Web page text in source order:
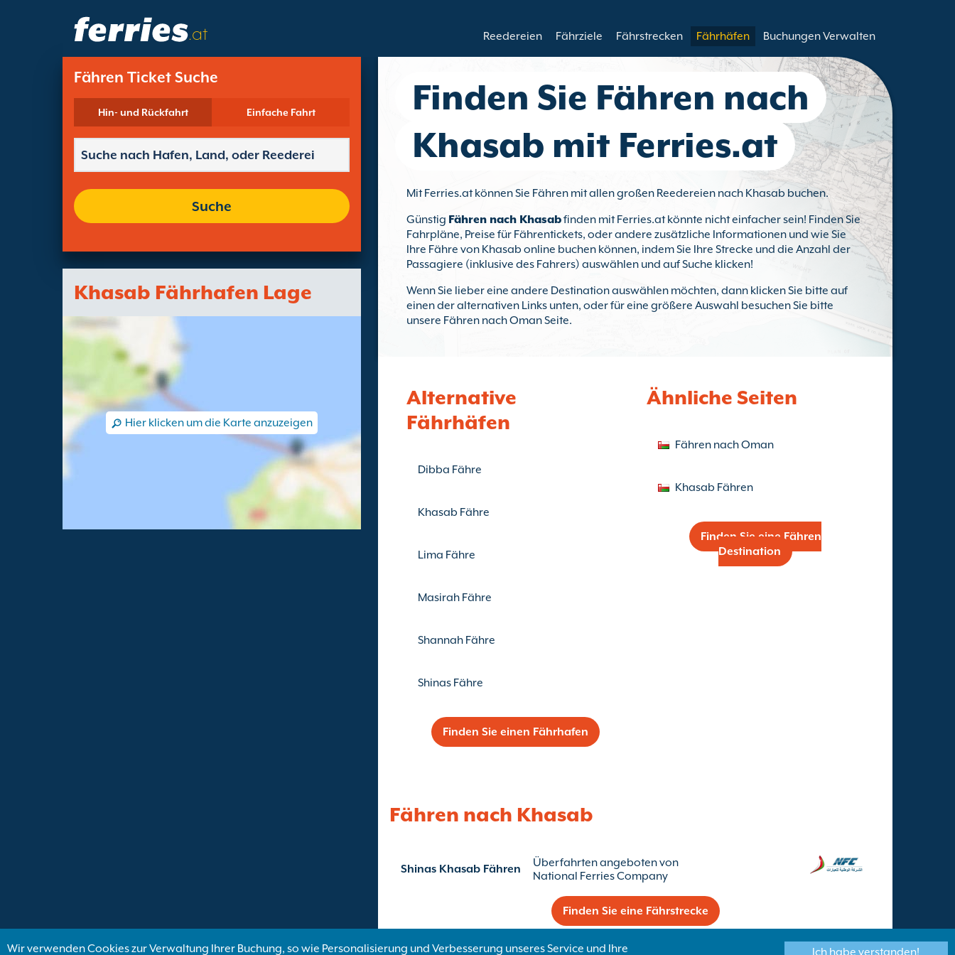
.at Reedereien Fährziele Fährstrecken Fährhäfen Buchungen Verwalten
Fähren Ticket Suche
Hin- und Rückfahrt Einfache Fahrt
Suche
Khasab Fährhafen Lage
Hier klicken um die Karte anzuzeigen
Finden Sie Fähren nach
Khasab mit Ferries.at
Mit Ferries.at können Sie Fähren mit allen großen Reedereien nach Khasab buchen.
Günstig Fähren nach Khasabfinden mit Ferries.at könnte nicht einfacher sein! Finden Sie
Fahrpläne, Preise für Fährentickets, oder andere zusätzliche Informationen und wie Sie
Ihre Fähre von Khasab online buchen können, indem Sie Ihre Strecke und die Anzahl der
Passagiere (inklusive des Fahrers) auswählen und auf Suche klicken!
Wenn Sie lieber eine andere Destination auswählen möchten, dann klicken Sie bitte auf
einen der alternativen Links unten, oder für eine größere Auswahl besuchen Sie bitte
unsere Fähren nach Oman Seite.
Fähren nach Khasab
Shinas Khasab Fähren
Überfahrten angeboten von
National Ferries Company
Finden Sie eine Fährstrecke
Alternative
Fährhäfen
Dibba Fähre
Khasab Fähre
Lima Fähre
Masirah Fähre
Shannah Fähre
Shinas Fähre
Finden Sie einen Fährhafen
Ähnliche Seiten
Fähren nach Oman
Khasab Fähren
Finden Sie eine Fähren
Destination
Wir verwenden Cookies zur Verwaltung Ihrer Buchung, so wie Personalisierung und Verbesserung unseres Service und Ihre Ich habe verstanden!